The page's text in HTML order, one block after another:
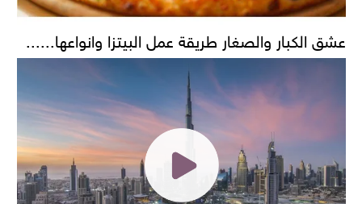
عشق الكبار والصغار طريقة عمل البيتزا وانواعها......